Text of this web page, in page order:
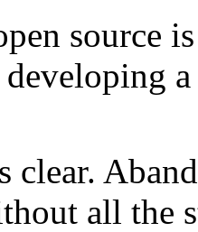
source
clear.
all the